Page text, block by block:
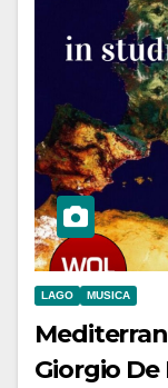
LAGO MUSICA
Giorgio